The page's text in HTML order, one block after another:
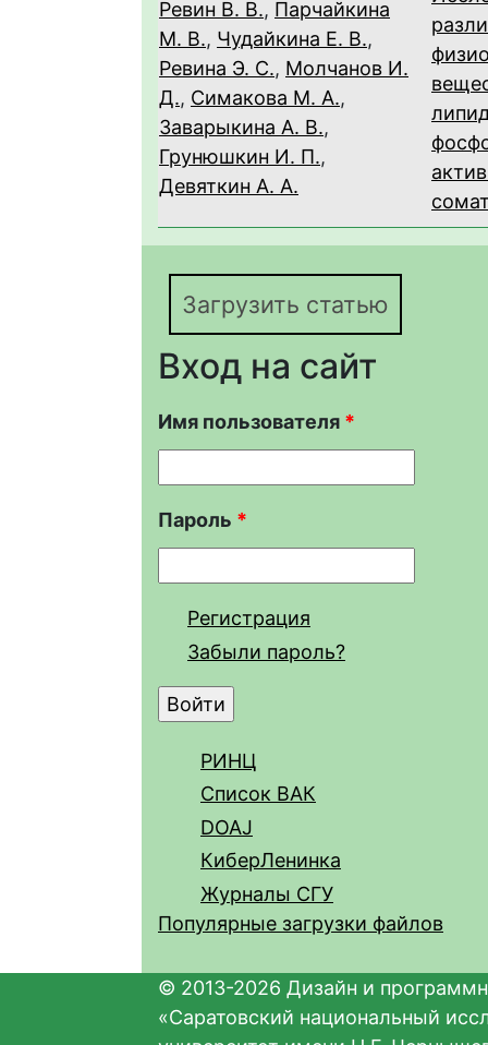
Ревин В. В., Парчайкина
М. В., Чудайкина Е. В.,
Ревина Э. С., Молчанов И.
Д., Симакова М. А.,
Заварыкина А. В.,
Грунюшкин И. П.,
Девяткин А. А.
Загрузить статью
Вход на сайт
Имя пользователя *
Пароль *
Регистрация
Забыли пароль?
РИНЦ
Список ВАК
DOAJ
КиберЛенинка
Журналы СГУ
Популярные загрузки файлов
© 2013-2026 Дизайн и
«Саратовский национальный